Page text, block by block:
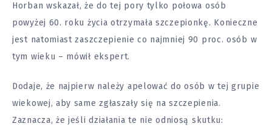
Horban wskazał, że do tej pory tylko połowa osób
powyżej 60. roku życia otrzymała szczepionkę. Konieczne
jest natomiast zaszczepienie co najmniej 90 proc. osób w
tym wieku – mówił ekspert.
Dodaje, że najpierw należy apelować do osób w tej grupie
wiekowej, aby same zgłaszały się na szczepienia.
Zaznacza, że jeśli działania te nie odniosą skutku: